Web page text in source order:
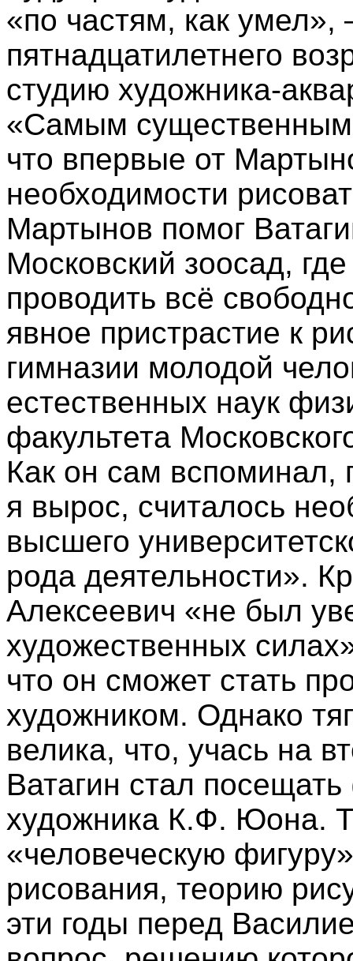
«по частям, как
пятнадцатилетнего
студию художника-
«Самым
что впервые от
необходимости
Мартынов помог
Московский зоосад,
проводить всё
явное пристрастие к
гимназии молодой
естественных наук
факультета
Как он сам вспоминал,
я вырос, считалось
высшего
рода деятельности».
Алексеевич «не был
художественных
что он сможет стать
художником. Однако
велика, что, учась на
Ватагин стал
художника К.Ф. Юона.
«человеческую
рисования, теорию
эти годы перед